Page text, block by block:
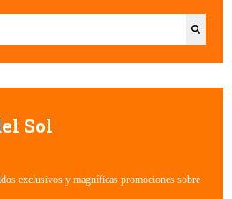
con una función de texto predictivo.
Sol
exclusivos y magníficas promociones sobre